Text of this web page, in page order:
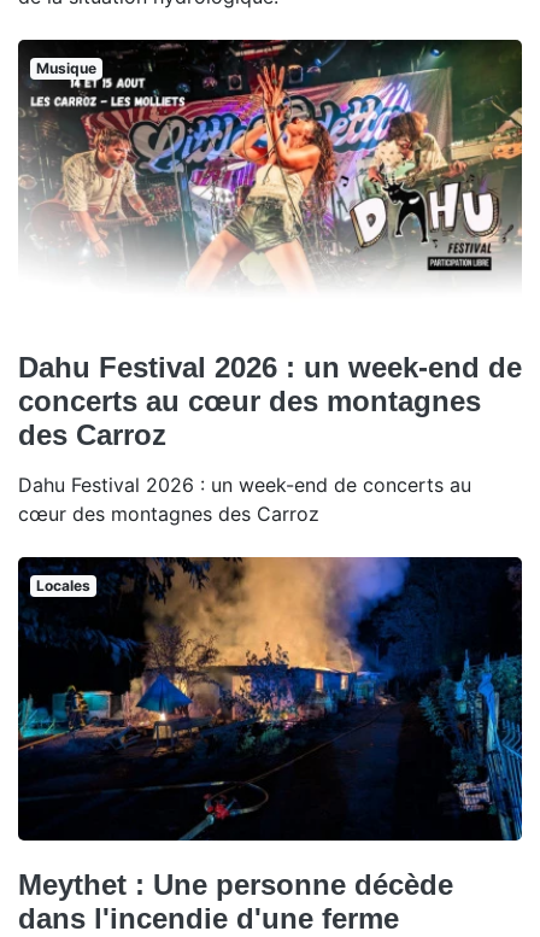
Musique
Dahu Festival 2026 : un week-end de
concerts au cœur des montagnes
des Carroz
Dahu Festival 2026 : un week-end de concerts au
cœur des montagnes des Carroz
Locales
Meythet : Une personne décède
dans l'incendie d'une ferme